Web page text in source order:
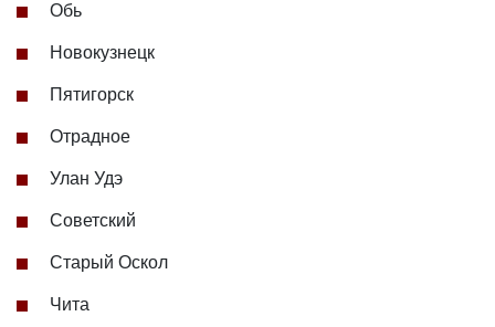
Обь
Новокузнецк
Пятигорск
Отрадное
Улан Удэ
Советский
Старый Оскол
Чита